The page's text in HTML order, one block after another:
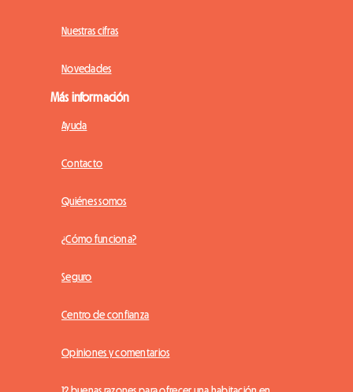
Nuestras cifras
Novedades
Más información
Ayuda
Contacto
Quiénes somos
¿Cómo funciona?
Seguro
Centro de confianza
Opiniones y comentarios